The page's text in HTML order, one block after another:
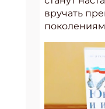
вручать